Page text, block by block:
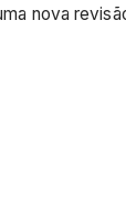
nova